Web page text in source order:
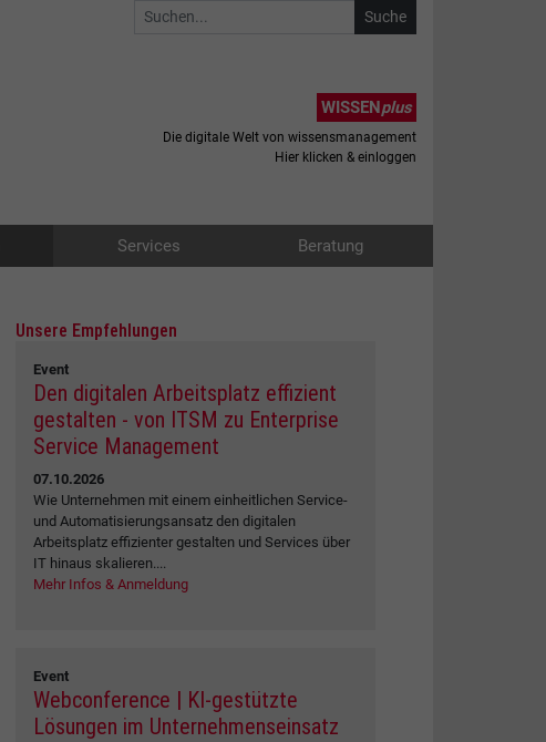
WISSENplus
Die digitale Welt von wissensmanagement
Hier klicken & einloggen
Services Beratung
Unsere Empfehlungen
Event
Den digitalen Arbeitsplatz effizient
gestalten - von ITSM zu Enterprise
Service Management
07.10.2026
Wie Unternehmen mit einem einheitlichen Service-
und Automatisierungsansatz den digitalen
Arbeitsplatz effizienter gestalten und Services über
IT hinaus skalieren....
Mehr Infos & Anmeldung
Event
Webconference | KI-gestützte
Lösungen im Unternehmenseinsatz